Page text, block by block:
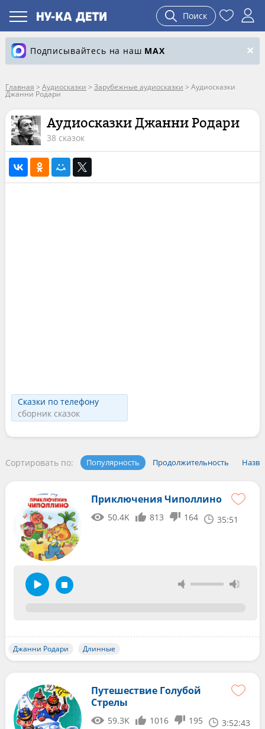
Поиск
Подписывайтесь на наш MAX
Главная > Аудиосказки > Зарубежные аудиосказки > Аудиосказки
Джанни Родари
Аудиосказки Джанни Родари
38 сказок
Сказки по телефону
сборник сказок
Сортировать по: Популярность Продолжительность
Приключения Чиполлино
50.4K 813 164 35:51
Джанни Родари Длинные
Путешествие Голубой
Стрелы
59.3K 1016 195 3:52:43